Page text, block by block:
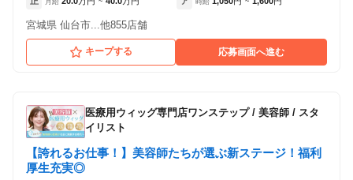
月給 ~ 時給 ~
宮城県 仙台市...他855店舗
キープする 応募画面へ進む
医療用ウィッグ専門店ワンステップ/ 美容師 / スタ
イリスト
【誇れるお仕事！】美容師たちが選ぶ新ステージ！福利
厚生充実◎